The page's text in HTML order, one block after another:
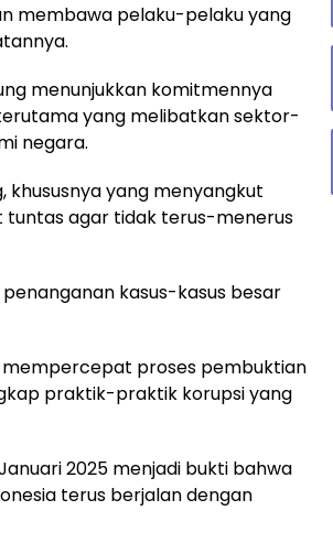
membawa pelaku-pelaku yang
menunjukkan komitmennya
yang melibatkan sektor-
negara.
yang menyangkut
tuntas agar tidak terus-menerus
kasus-kasus besar
proses pembuktian
praktik-praktik korupsi yang
2025 menjadi bukti bahwa
terus berjalan dengan